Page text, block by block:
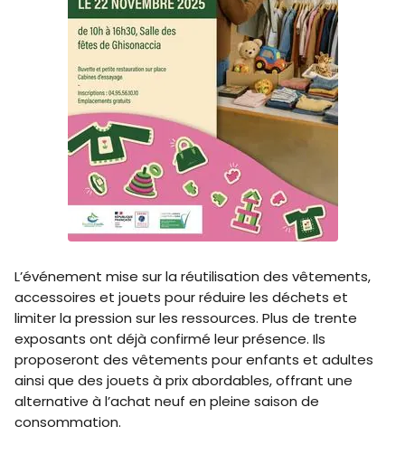
L’événement mise sur la réutilisation des vêtements,
accessoires et jouets pour réduire les déchets et
limiter la pression sur les ressources. Plus de trente
exposants ont déjà confirmé leur présence. Ils
proposeront des vêtements pour enfants et adultes
ainsi que des jouets à prix abordables, offrant une
alternative à l’achat neuf en pleine saison de
consommation.